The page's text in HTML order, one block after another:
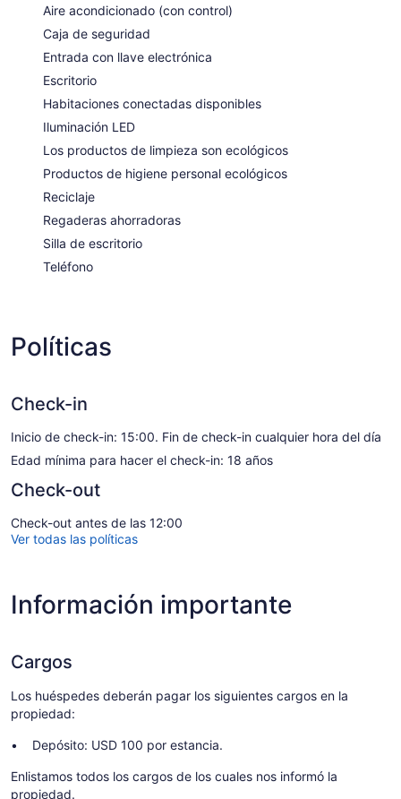
Aire acondicionado (con control)
Caja de seguridad
Entrada con llave electrónica
Escritorio
Habitaciones conectadas disponibles
Iluminación LED
Los productos de limpieza son ecológicos
Productos de higiene personal ecológicos
Reciclaje
Regaderas ahorradoras
Silla de escritorio
Teléfono
Políticas
Check-in
Inicio de check-in: 15:00. Fin de check-in cualquier hora del día
Edad mínima para hacer el check-in: 18 años
Check-out
Check-out antes de las 12:00
Ver todas las políticas
Información importante
Cargos
Los huéspedes deberán pagar los siguientes cargos en la
propiedad:
Depósito: USD 100 por estancia.
Enlistamos todos los cargos de los cuales nos informó la
propiedad.